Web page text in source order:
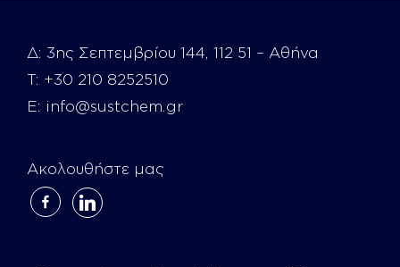
Δ: 3ης Σεπτεμβρίου 144, 112 51 – Αθήνα
Τ: +30 210 8252510
E: info@sustchem.gr
Ακολουθήστε μας
facebook-
linkedin